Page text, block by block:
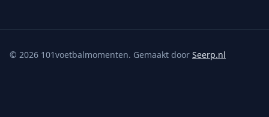
© 2026 101voetbalmomenten. Gemaakt door Seerp.nl